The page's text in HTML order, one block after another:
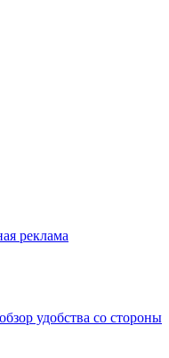
удобства со стороны